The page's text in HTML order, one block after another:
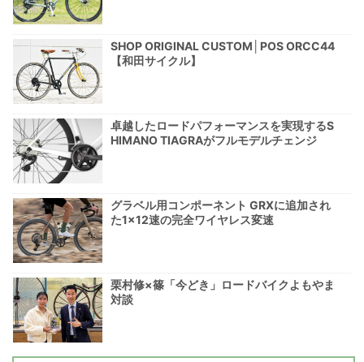
SHOP ORIGINAL CUSTOM│POS ORCC44
【和田サイクル】
卓越したロードパフォーマンスを実現するS
HIMANO TIAGRAがフルモデルチェンジ
グラベル用コンポーネント GRXに追加され
た1×12速の完全ワイヤレス変速
栗村修×篠「今どき」ロードバイクよもやま
対談